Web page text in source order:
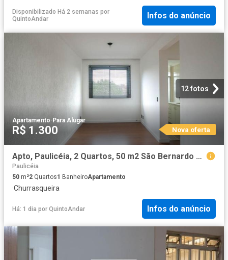
Disponibilizado Há 2 semanas por
QuintoAndar
Infos do anúncio
12 fotos
Apartamento· Para Alugar
R$ 1.300 Nova oferta
Apto, Paulicéia, 2 Quartos, 50 m2 São Bernardo do Campo
Paulicéia
50 m²2 Quartos1 BanheiroApartamento
·Churrasqueira
Há: 1 dia por QuintoAndar Infos do anúncio